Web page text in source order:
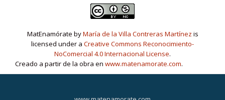
MatEnamórate byMaría de la Villa Contreras Martínez is
licensed under a Creative Commons Reconocimiento-
NoComercial 4.0 Internacional License.
Creado a partir de la obra en www.matenamorate.com.